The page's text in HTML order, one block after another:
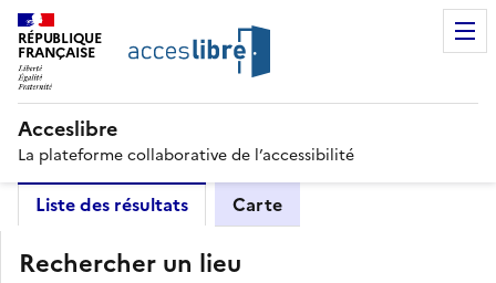
RÉPUBLIQUE
FRANÇAISE
Acceslibre
La plateforme collaborative de l’accessibilité
Liste des résultats Carte
Rechercher un lieu